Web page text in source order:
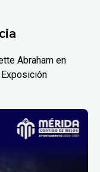
Abraham en